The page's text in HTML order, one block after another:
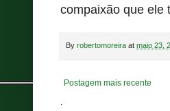
compaixão que ele
By robertomoreira at maio 23,
Postagem mais recente
.